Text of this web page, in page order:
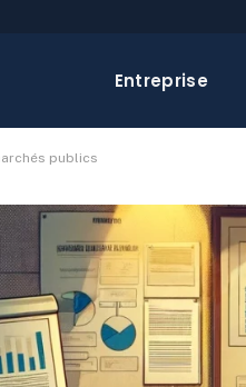
Entreprise
publics